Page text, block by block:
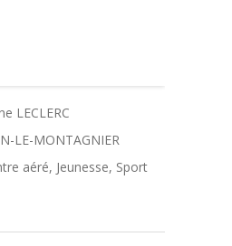
LECLERC
LE-MONTAGNIER
aéré, Jeunesse, Sport